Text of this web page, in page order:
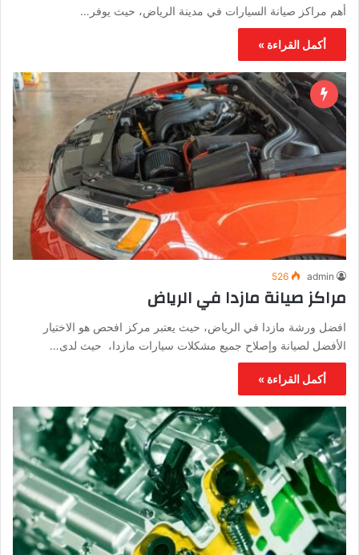
أهم مراكز صيانة السيارات في مدينة الرياض، حيث يوفر…
أكمل القراءة »
admin
526
مراكز صيانة مازدا في الرياض
افضل ورشة مازدا في الرياض، حيث يعتبر مركز افحص هو الاختيار
الأفضل لصيانة وإصلاح جميع مشكلات سيارات مازدا، حيث لدى…
أكمل القراءة »